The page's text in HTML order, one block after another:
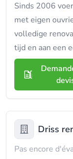
Sinds 2006
met eigen
volledige
tijd en aan een
Driss
Pas encore